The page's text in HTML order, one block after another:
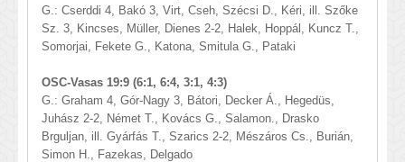
G.: Cserddi 4, Bakó 3, Virt, Cseh, Szécsi D., Kéri, ill. Szőke
Sz. 3, Kincses, Müller, Dienes 2-2, Halek, Hoppál, Kuncz T.,
Somorjai, Fekete G., Katona, Smitula G., Pataki
OSC-Vasas 19:9 (6:1, 6:4, 3:1, 4:3)
G.: Graham 4, Gór-Nagy 3, Bátori, Decker Á., Hegedüs,
Juhász 2-2, Német T., Kovács G., Salamon., Drasko
Brguljan, ill. Gyárfás T., Szarics 2-2, Mészáros Cs., Burián,
Simon H., Fazekas, Delgado